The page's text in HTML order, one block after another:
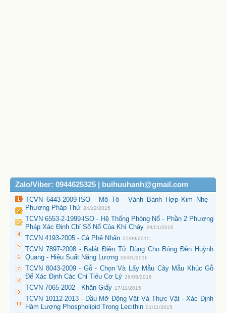
Zalo/Viber: 0944625325 | buihuuhanh@gmail.com
TCVN 6443-2009-ISO - Mô Tô - Vành Bánh Hợp Kim Nhẹ -
Phương Pháp Thử 24/12/2015
TCVN 6553-2-1999-ISO - Hệ Thống Phòng Nổ - Phần 2 Phương
Pháp Xác Định Chỉ Số Nổ Của Khí Cháy 29/01/2016
TCVN 4193-2005 - Cà Phê Nhân 25/09/2015
TCVN 7897-2008 - Balát Điện Tử Dùng Cho Bóng Đèn Huỳnh
Quang - Hiệu Suất Năng Lượng 06/01/2016
TCVN 8043-2009 - Gỗ - Chọn Và Lấy Mẫu Cây Mẫu Khúc Gỗ
Để Xác Định Các Chỉ Tiêu Cơ Lý 26/05/2016
TCVN 7065-2002 - Khăn Giấy 17/11/2015
TCVN 10112-2013 - Dầu Mỡ Động Vật Và Thực Vật - Xác Định
Hàm Lượng Phospholipid Trong Lecithin 01/11/2015